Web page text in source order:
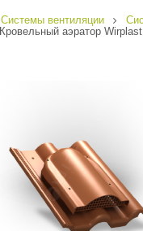
Системы вентиляции
Кровельный аэратор